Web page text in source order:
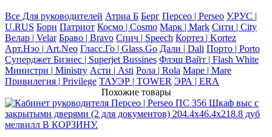
Все Для руководителей Атриа Б Берг Персео | Perseo У.РУС |
U.RUS Борн Патриот Космо | Cosmo Марк | Mark Сити | City
Велар | Velar Браво | Bravo Спич | Speech Кортез | Kortez
Арт.Нэо | Art.Neo Гласс.Го | Glass.Go Дали | Dali Порто | Porto
Суперджет Бизнес | Superjet Bussines Флэш Вайт | Flash White
Министри | Ministry Асти | Asti Рола | Rola Маре | Mare
Привилегия | Privilege ТАУЭР | TOWER ЭРА | ERA
Похожие товары